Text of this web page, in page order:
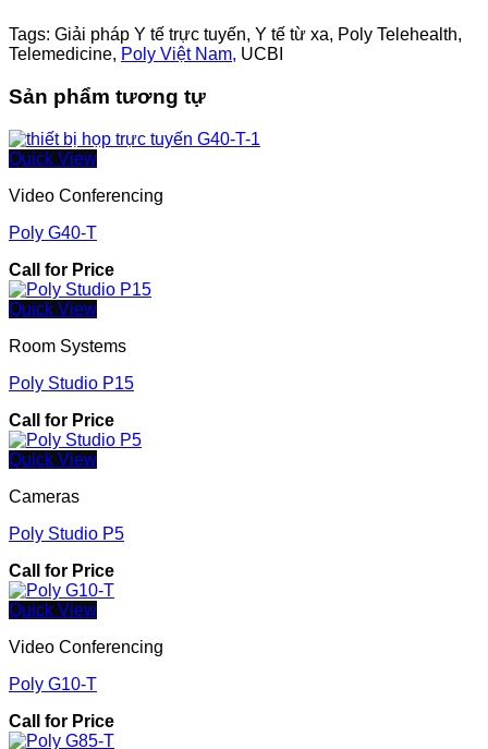
Tags: Giải pháp Y tế trực tuyến, Y tế từ xa, Poly Telehealth,
Telemedicine, Poly Việt Nam, UCBI
Sản phẩm tương tự
Quick View
Video Conferencing
Poly G40-T
Call for Price
Quick View
Room Systems
Poly Studio P15
Call for Price
Quick View
Cameras
Poly Studio P5
Call for Price
Quick View
Video Conferencing
Poly G10-T
Call for Price